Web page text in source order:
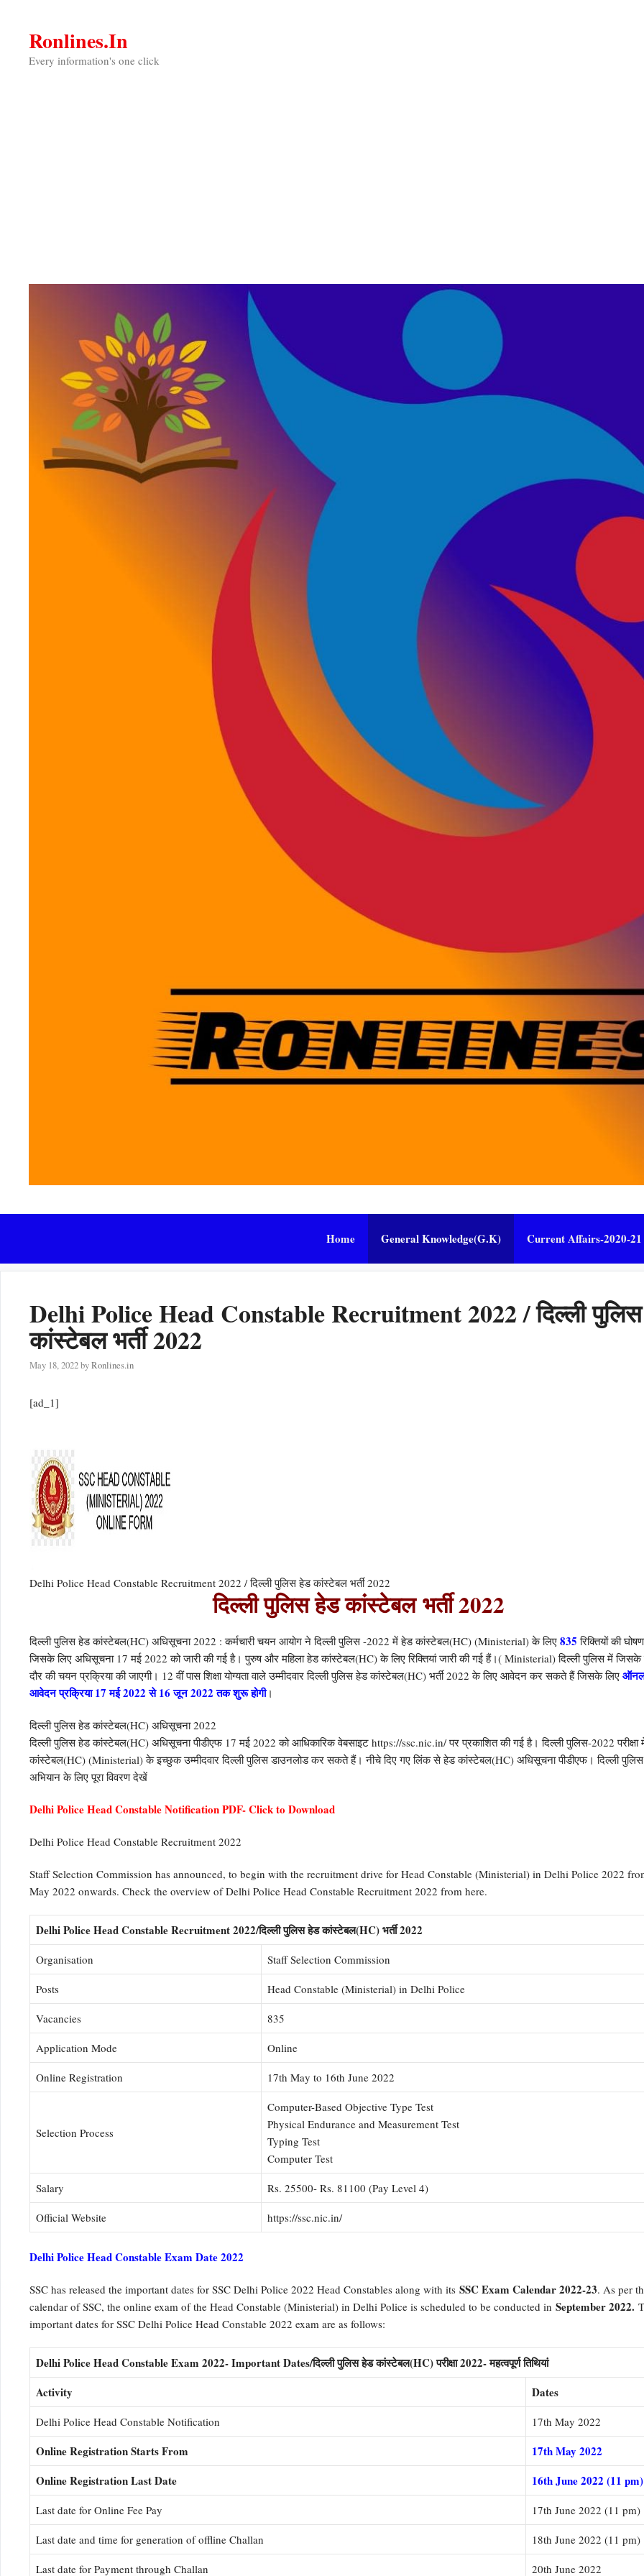
Ronlines.in
Every information's one click
Home General Knowledge(G.K) Current Affairs-2020-21
Delhi Police Head Constable Recruitment 2022 / दिल्ली
कांस्टेबल भर्ती 2022
May 18, 2022byRonlines.in
[ad_1]
Delhi Police Head Constable Recruitment 2022 / दिल्ली पुलिस हेड कांस्टेबल भर्ती 2022
दिल्ली पुलिस हेड कांस्टेबल भर्ती 2022
दिल्ली पुलिस हेड कांस्टेबल(HC) अधिसूचना 2022 : कर्मचारी चयन आयोग ने दिल्ली पुलिस -2022 में हेड कांस्टेबल(HC) (Ministerial) के लिए 835 रिक्तियों की
जिसके लिए अधिसूचना 17 मई 2022 को जारी की गई है। पुरुष और महिला हेड कांस्टेबल(HC) के लिए रिक्तियां जारी की गई हैं।( Ministerial) दिल्ली पुलिस में जिसके
दौर की चयन प्रक्रिया की जाएगी। 12 वीं पास शिक्षा योग्यता वाले उम्मीदवार दिल्ली पुलिस हेड कांस्टेबल(HC) भर्ती 2022 के लिए आवेदन कर सकते हैं जिसके लिए
आवेदन प्रक्रिया 17 मई 2022 से 16 जून 2022 तक शुरू होगी।
दिल्ली पुलिस हेड कांस्टेबल(HC) अधिसूचना 2022
दिल्ली पुलिस हेड कांस्टेबल(HC) अधिसूचना पीडीएफ 17 मई 2022 को आधिकारिक वेबसाइट https://ssc.nic.in/ पर प्रकाशित की गई है। दिल्ली पुलिस-2022 परीक्षा
कांस्टेबल(HC) (Ministerial) के इच्छुक उम्मीदवार दिल्ली पुलिस डाउनलोड कर सकते हैं। नीचे दिए गए लिंक से हेड कांस्टेबल(HC) अधिसूचना पीडीएफ। दिल्ली पुलिस
अभियान के लिए पूरा विवरण देखें
Delhi Police Head Constable Notification PDF- Click to Download
Delhi Police Head Constable Recruitment 2022
Staff Selection Commission has announced, to begin with the recruitment drive for Head Constable (Ministerial) in Delhi Police 2022
May 2022 onwards. Check the overview of Delhi Police Head Constable Recruitment 2022 from here.
Delhi Police Head Constable Recruitment 2022/दिल्ली पुलिस हेड कांस्टेबल(HC) भर्ती 2022
Organisation Staff Selection Commission
Posts Head Constable (Ministerial) in Delhi Police
Vacancies 835
Application Mode Online
Online Registration 17th May to 16th June 2022
Selection Process
Computer-Based Objective Type Test
Physical Endurance and Measurement Test
Typing Test
Computer Test
Salary Rs. 25500- Rs. 81100 (Pay Level 4)
Official Website https://ssc.nic.in/
Delhi Police Head Constable Exam Date 2022
SSC has released the important dates for SSC Delhi Police 2022 Head Constables along with its SSC Exam Calendar 2022-23. As per
calendar of SSC, the online exam of the Head Constable (Ministerial) in Delhi Police is scheduled to be conducted in September 2022.
important dates for SSC Delhi Police Head Constable 2022 exam are as follows:
Delhi Police Head Constable Exam 2022- Important Dates/दिल्ली पुलिस हेड कांस्टेबल(HC) परीक्षा 2022- महत्वपूर्ण तिथियां
Activity
Dates
Delhi Police Head Constable Notification 17th May 2022
Online Registration Starts From
17th May 2022
Online Registration Last Date
16th June 2022 (11 pm)
Last date for Online Fee Pay 17th June 2022 (11 pm)
Last date and time for generation of offline Challan 18th June 2022 (11 pm)
Last date for Payment through Challan 20th June 2022